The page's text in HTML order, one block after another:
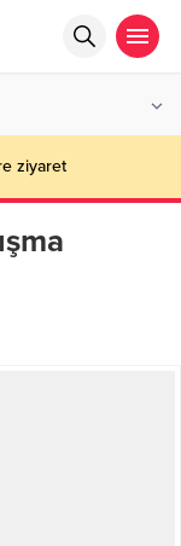
ziyaret